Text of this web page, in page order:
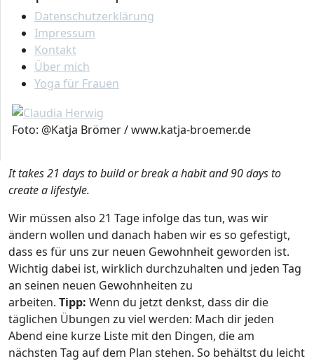
Datenschutzerklärung
Impressum
Kontakt
Über mich
Yoga für Frauen
Foto: @Katja Brömer / www.katja-broemer.de
oft, bis wir sie verinnerlicht haben.
21, weil es laut wissenschaftlichen Untersuchungen 21
Tage dauert, bis uns eine neu angeeignete Gewohnheit
in Fleisch und Blut übergegangen ist – Gewohnheiten
können quasi umprogrammiert werden – und 90, weil
es heißt, dass man in 21 Tagen seine Gewohnheiten
ändern, in 90 jedoch einen komplett neuen Lebensstil
It takes 21 days to build or break a habit and 90 days to
create a lifestyle.
Wir müssen also 21 Tage infolge das tun, was wir
ändern wollen und danach haben wir es so gefestigt,
dass es für uns zur neuen Gewohnheit geworden ist.
Wichtig dabei ist, wirklich durchzuhalten und jeden Tag
an seinen neuen Gewohnheiten zu
arbeiten. Tipp: Wenn du jetzt denkst, dass dir die
täglichen Übungen zu viel werden: Mach dir jeden
Abend eine kurze Liste mit den Dingen, die am
nächsten Tag auf dem Plan stehen. So behältst du leicht